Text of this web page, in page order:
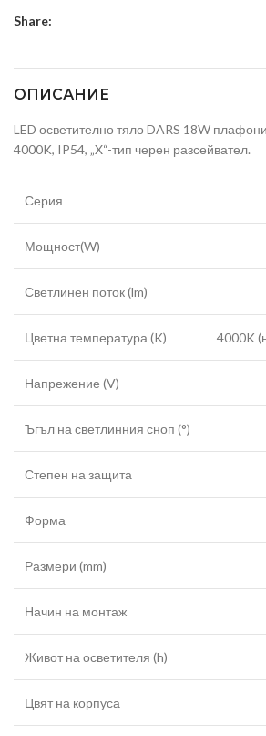
Share:
ОПИСАНИЕ
LED осветително тяло DARS 18W
4000K, IP54, „X“-тип черен разсейвател.
Серия
Мощност(W)
Светлинен поток (lm)
Цветна температура (K) 4000K
Напрежение (V)
Ъгъл на светлинния сноп (°)
Степен на защита
Форма
Размери (mm)
Начин на монтаж
Живот на осветителя (h)
Цвят на корпуса